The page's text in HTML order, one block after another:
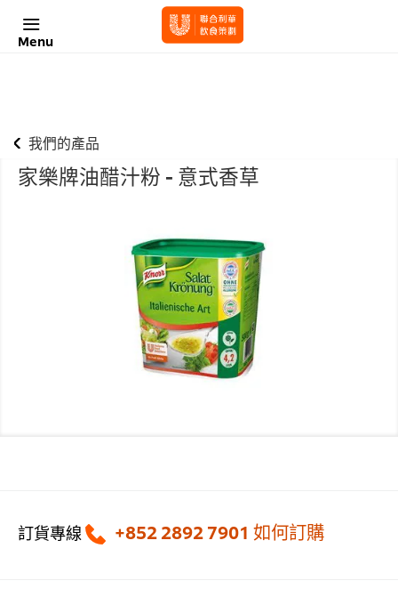
Menu
我們的產品
家樂牌油醋汁粉 - 意式香草
訂貨專線 +852 2892 7901 如何訂購